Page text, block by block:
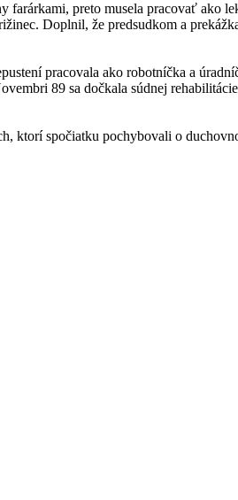
preto musela pracovať ako
Doplnil, že predsudkom a
pracovala ako robotníčka a
89 sa dočkala súdnej
ktorí spočiatku pochybovali o